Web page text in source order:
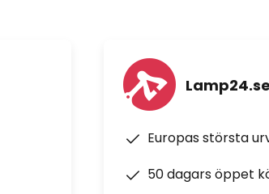
Europas största
50 dagars öppet